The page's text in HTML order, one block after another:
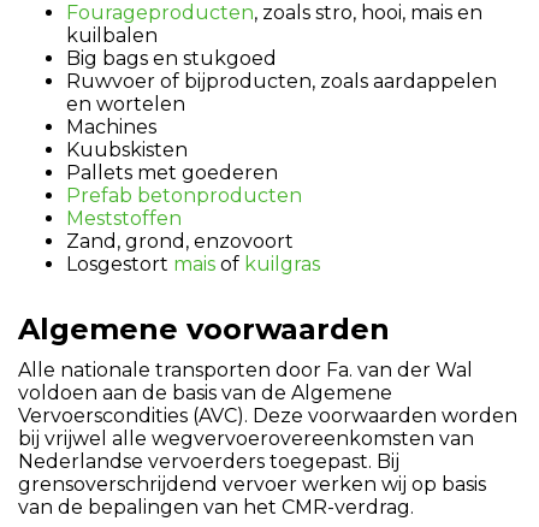
Fourageproducten, zoals stro, hooi, mais en
kuilbalen
Big bags en stukgoed
Ruwvoer of bijproducten, zoals aardappelen
en wortelen
Machines
Kuubskisten
Pallets met goederen
Prefab betonproducten
Meststoffen
Zand, grond, enzovoort
Losgestort mais of kuilgras
Algemene voorwaarden
Alle nationale transporten door Fa. van der Wal
voldoen aan de basis van de Algemene
Vervoerscondities (AVC). Deze voorwaarden worden
bij vrijwel alle wegvervoerovereenkomsten van
Nederlandse vervoerders toegepast. Bij
grensoverschrijdend vervoer werken wij op basis
van de bepalingen van het CMR-verdrag.